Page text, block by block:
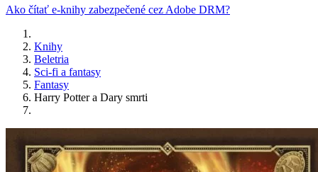
Ako čítať e-knihy zabezpečené cez Adobe DRM?
Knihy
Beletria
Sci-fi a fantasy
Fantasy
Harry Potter a Dary smrti